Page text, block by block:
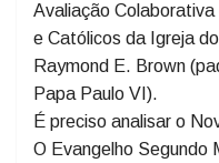
da própria mulher até
em Maria retira os
Valho-me do livro
Avaliação
e Católicos da Igreja
Raymond E. Brown